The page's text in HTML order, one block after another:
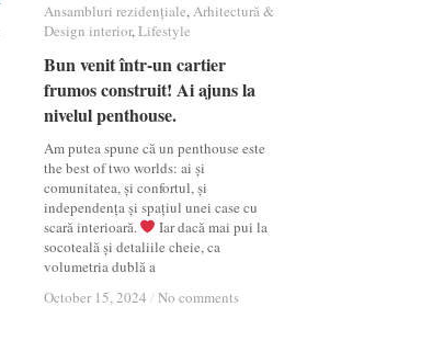
Ansambluri rezidențiale,Arhitectură &
Design interior,Lifestyle
Bun venit într-un cartier
frumos construit! Ai ajuns la
nivelul penthouse.
Am putea spune că un penthouse este
the best of two worlds: ai și
comunitatea, și confortul, și
independența și spațiul unei case cu
scară interioară.
Iar dacă mai pui la
socoteală și detaliile cheie, ca
volumetria dublă a
October 15, 2024 / No comments
Ansambluri rezidențiale Arhitectură &
Design interior Lifestyle
Bun venit într-un cartier
frumos construit! Ai ajuns la
nivelul penthouse.
October 15, 2024 / No comments